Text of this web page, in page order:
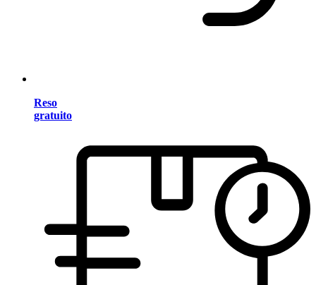
Reso
gratuito